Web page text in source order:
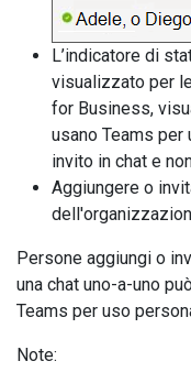
L’indicatore di
visualizzato per
for Business,
usano Teams per
invito in chat e
Aggiungere o
Persone aggiungi o
una chat uno-a-uno
Teams per uso
Note: